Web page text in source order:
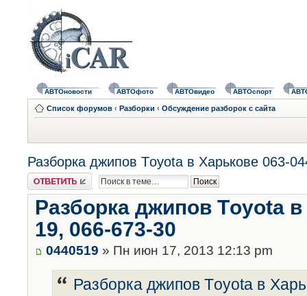
АВТОновости АВТОфото АВТОвидео АВТОспорт
Список форумов ‹ Разборки ‹ Обсуждение разборок с сайта
Разборка джипов Тoyota в Харькове 063-
Ответить
Разборка джипов Тoyota
19, 066-673-30
0440519 » Пн июн 17, 2013 12:13 pm
Разборка джипов Тoyota в